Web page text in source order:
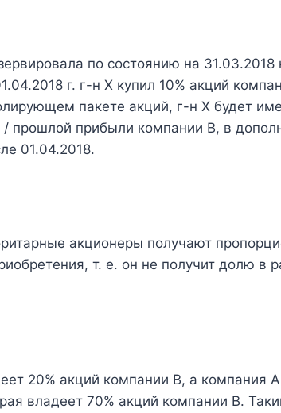
по состоянию на
г. г-н X купил 10% акций
пакете акций, г-н X будет
прошлой прибыли компании B, в
01.04.2018.
акционеры получают
т. е. он не получит долю в
20% акций компании B, а компания
владеет 70% акций компании B.